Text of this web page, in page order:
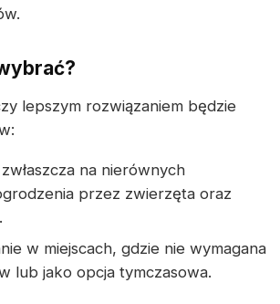
lepszym rozwiązaniem będzie
na nierównych
przez zwierzęta oraz
w miejscach, gdzie nie wymagana
lub jako opcja tymczasowa.